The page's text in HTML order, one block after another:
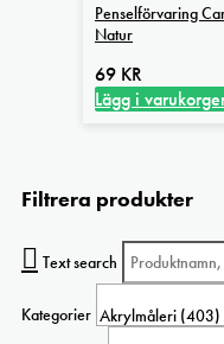
Penselförvaring
Natur
69 KR
Lägg i
Filtrera produkter
Text search
Kategorier